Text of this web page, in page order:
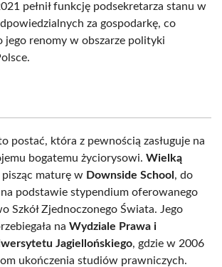
pełnił funkcję podsekretarza stanu w
za gospodarkę, co
jego renomy w obszarze polityki
postać, która z pewnością zasługuje na
bogatemu życiorysowi. Wielką
pisząc maturę w Downside School , do
na podstawie stypendium oferowanego
Szkół Zjednoczonego Świata. Jego
na Wydziale Prawa i
Jagiellońskiego, gdzie w 2006
ukończenia studiów prawniczych.